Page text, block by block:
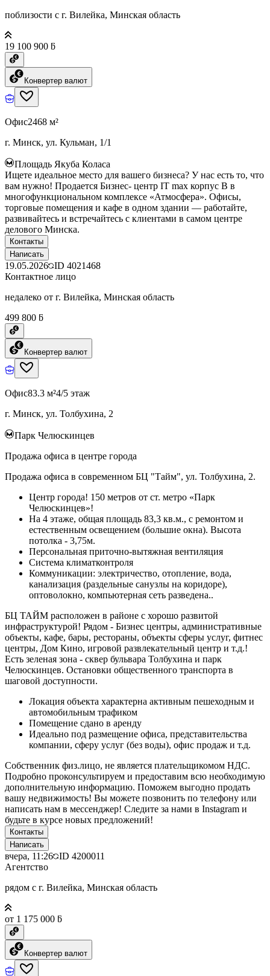
поблизости с г. Вилейка, Минская область
19 100 900 ƃ
Конвертер валют
Офис2468 м²
г. Минск, ул. Кульман, 1/1
Площадь Якуба Коласа
Ищете идеальное место для вашего бизнеса? У нас есть то, что
вам нужно! Продается Бизнес- центр IT max корпус B в
многофункциональном комплексе «Атмосфера». Офисы,
торговые помещения и кафе в одном здании — работайте,
развивайтесь и встречайтесь с клиентами в самом центре
делового Минска.
Контакты
Написать
19.05.2026 ID 4021468
Контактное лицо
недалеко от г. Вилейка, Минская область
499 800 ƃ
Конвертер валют
Офис83.3 м²4/5 этаж
г. Минск, ул. Толбухина, 2
Парк Челюскинцев
Продажа офиса в центре города
Продажа офиса в современном БЦ "Тайм", ул. Толбухина, 2.
Центр города! 150 метров от ст. метро «Парк
Челюскинцев»!
На 4 этаже, общая площадь 83,3 кв.м., с ремонтом и
естественным освещением (большие окна). Высота
потолка - 3,75м.
Персональная приточно-вытяжная вентиляция
Система климатконтроля
Коммуникации: электричество, отопление, вода,
канализация (раздельные санузлы на коридоре),
оптоволокно, компьютерная сеть разведена..
БЦ ТАЙМ расположен в районе с хорошо развитой
инфраструктурой! Рядом - Бизнес центры, административные
объекты, кафе, бары, рестораны, объекты сферы услуг, фитнес
центры, Дом Кино, игровой развлекательный центр и т.д.!
Есть зеленая зона - сквер бульвара Толбухина и парк
Челюскинцев. Остановки общественного транспорта в
шаговой доступности.
Локация объекта характерна активным пешеходным и
автомобильным трафиком
Помещение сдано в аренду
Идеально под размещение офиса, представительства
компании, сферу услуг (без воды), офис продаж и т.д.
Собственник физ.лицо, не является плательщикомом НДС.
Подробно проконсультируем и предоставим всю необходимую
дополнительную информацию. Поможем выгодно продать
вашу недвижимость! Вы можете позвонить по телефону или
написать нам в мессенджер! Следите за нами в Instagram и
будьте в курсе новых предложений!
Контакты
Написать
вчера, 11:26 ID 4200011
Агентство
рядом с г. Вилейка, Минская область
от 1 175 000 ƃ
Конвертер валют